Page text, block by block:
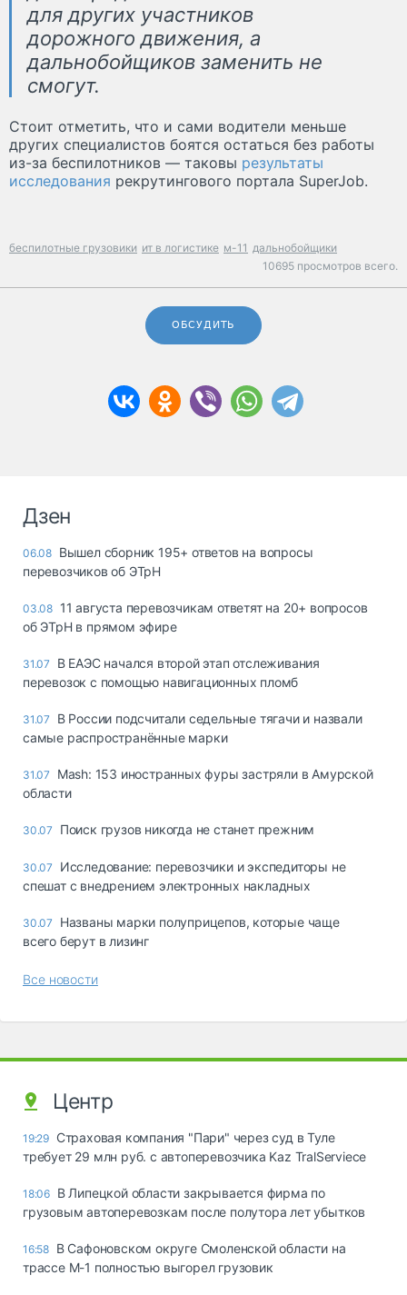
для других участников
дорожного движения, а
дальнобойщиков заменить не
смогут.
Стоит отметить, что и сами водители меньше
других специалистов боятся остаться без работы
из-за беспилотников — таковы результаты
исследования рекрутингового портала SuperJob.
беспилотные грузовики ит в логистике м-11 дальнобойщики
10695 просмотров всего.
ОБСУДИТЬ
Дзен
06.08 Вышел сборник 195+ ответов на вопросы
перевозчиков об ЭТрН
03.08 11 августа перевозчикам ответят на 20+ вопросов
об ЭТрН в прямом эфире
31.07
В ЕАЭС начался второй этап отслеживания
перевозок с помощью навигационных пломб
31.07
В России подсчитали седельные тягачи и назвали
самые распространённые марки
31.07
Mash: 153 иностранных фуры застряли в Амурской
области
30.07 Поиск грузов никогда не станет прежним
30.07
Исследование: перевозчики и экспедиторы не
спешат с внедрением электронных накладных
30.07
Названы марки полуприцепов, которые чаще
всего берут в лизинг
Все новости
Центр
19:29 Страховая компания "Пари" через суд в Туле
требует 29 млн руб. с автоперевозчика Kaz TralServiece
18:06 В Липецкой области закрывается фирма по
грузовым автоперевозкам после полутора лет убытков
16:58 В Сафоновском округе Смоленской области на
трассе М-1 полностью выгорел грузовик